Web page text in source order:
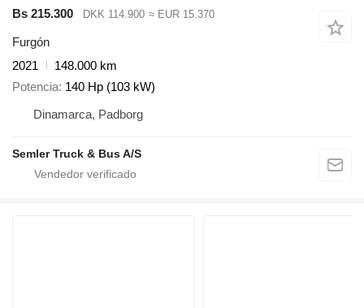
Bs 215.300
DKK 114.900 ≈ EUR 15.370
Furgón
2021
148.000 km
Potencia 140 Hp (103 kW)
Dinamarca, Padborg
Semler Truck & Bus A/S